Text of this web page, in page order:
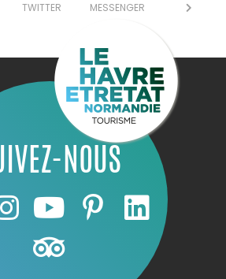
TWITTER MESSENGER
NOUS